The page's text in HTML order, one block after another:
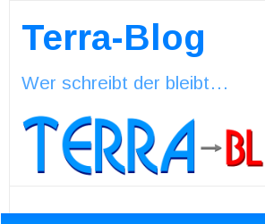
Terra-Blog
Wer schreibt der bleibt…